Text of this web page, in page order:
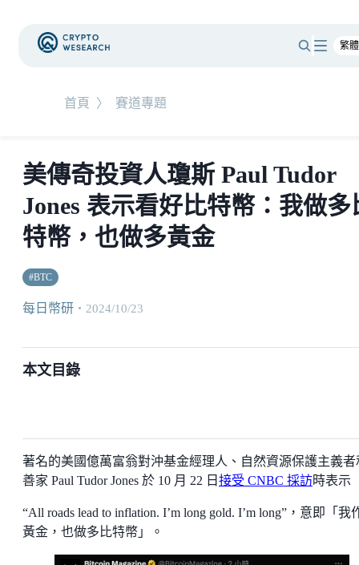
首頁 〉 賽道專題
美傳奇投資人瓊斯 Paul Tudor
Jones 表示看好比特幣：我做多
特幣，也做多黃金
#BTC
每日幣研 ・ 2024/10/23
本文目錄
著名的美國億萬富翁對沖基金經理人、自然資源保護主義者
善家 Paul Tudor Jones 於 10 月 22 日 接受 CNBC 採訪時表示
“All roads lead to inflation. I’m long gold. I’m long”，意即「我
黃金，也做多比特幣」。